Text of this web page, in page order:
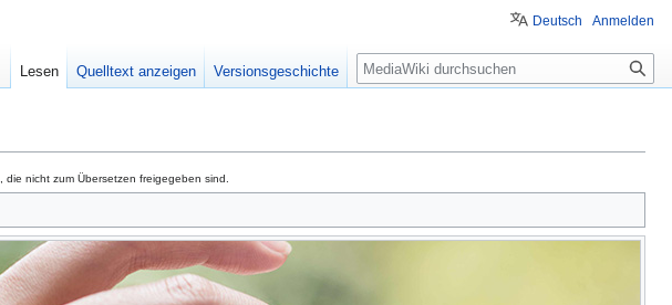
, die nicht zum Übersetzen freigegeben sind.
Deutsch Anmelden
Lesen Quelltext anzeigen Versionsgeschichte Suche